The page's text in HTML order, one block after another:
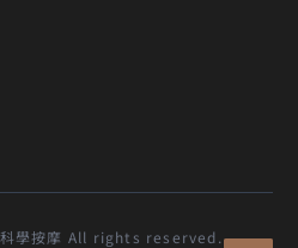
學按摩 All rights reserved.